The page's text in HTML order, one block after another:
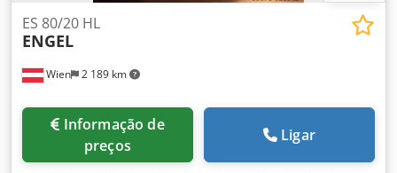
Wien 2 189 km
ES 80/20 HL
ENGEL
preços
Ligar